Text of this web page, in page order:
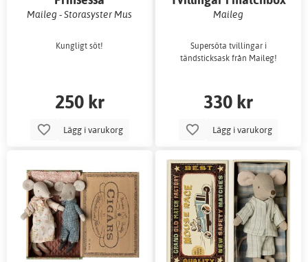
Maileg - Storasyster Mus
Kungligt söt!
250 kr
Lägg i varukorg
Maileg
Supersöta tvillingar i
tändsticksask från Maileg!
330 kr
Lägg i varukorg